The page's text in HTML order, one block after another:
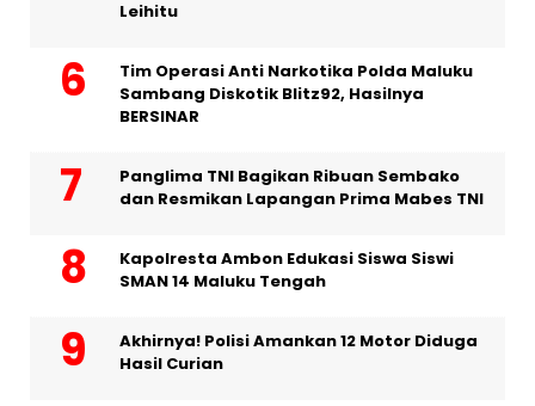
Leihitu
Tim Operasi Anti Narkotika Polda Maluku
Sambang Diskotik Blitz92, Hasilnya
BERSINAR
Panglima TNI Bagikan Ribuan Sembako
dan Resmikan Lapangan Prima Mabes TNI
Kapolresta Ambon Edukasi Siswa Siswi
SMAN 14 Maluku Tengah
Akhirnya! Polisi Amankan 12 Motor Diduga
Hasil Curian